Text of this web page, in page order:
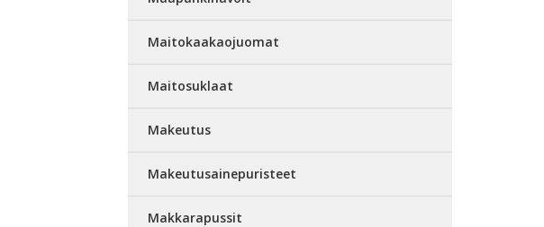
Maitokaakaojuomat
Maitosuklaat
Makeutus
Makeutusainepuristeet
Makkarapussit